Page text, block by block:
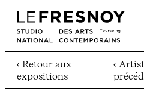
‹ Retour aux
expositions
‹